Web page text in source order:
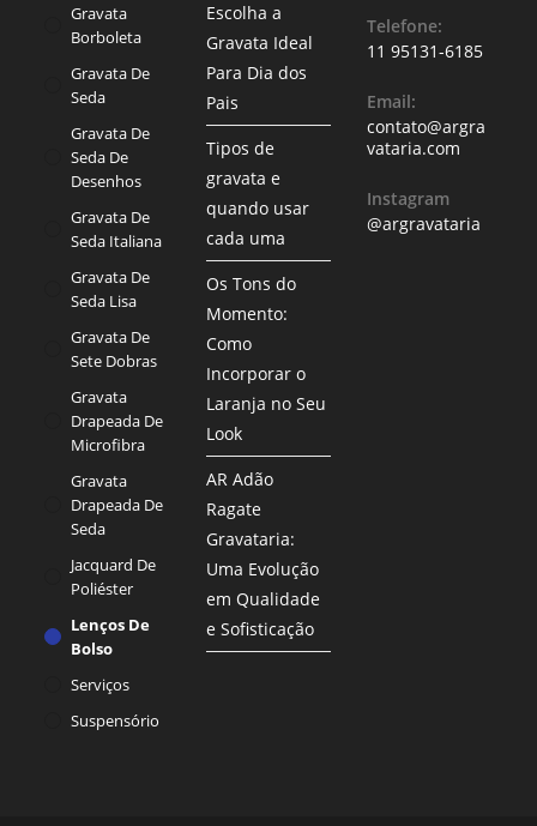
Gravata
Borboleta
Gravata De
Seda
Gravata De
Seda De
Desenhos
Gravata De
Seda Italiana
Gravata De
Seda Lisa
Gravata De
Sete Dobras
Gravata
Drapeada De
Microfibra
Gravata
Drapeada De
Seda
Jacquard De
Poliéster
Lenços De
Bolso
Serviços
Suspensório
Escolha a
Gravata Ideal
Para Dia dos
Pais
Tipos de
gravata e
quando usar
cada uma
Os Tons do
Momento:
Como
Incorporar o
Laranja no Seu
Look
AR Adão
Ragate
Gravataria:
Uma Evolução
em Qualidade
e Sofisticação
Telefone:
11 95131-6185
Email:
contato@argra
vataria.com
Instagram
@argravataria